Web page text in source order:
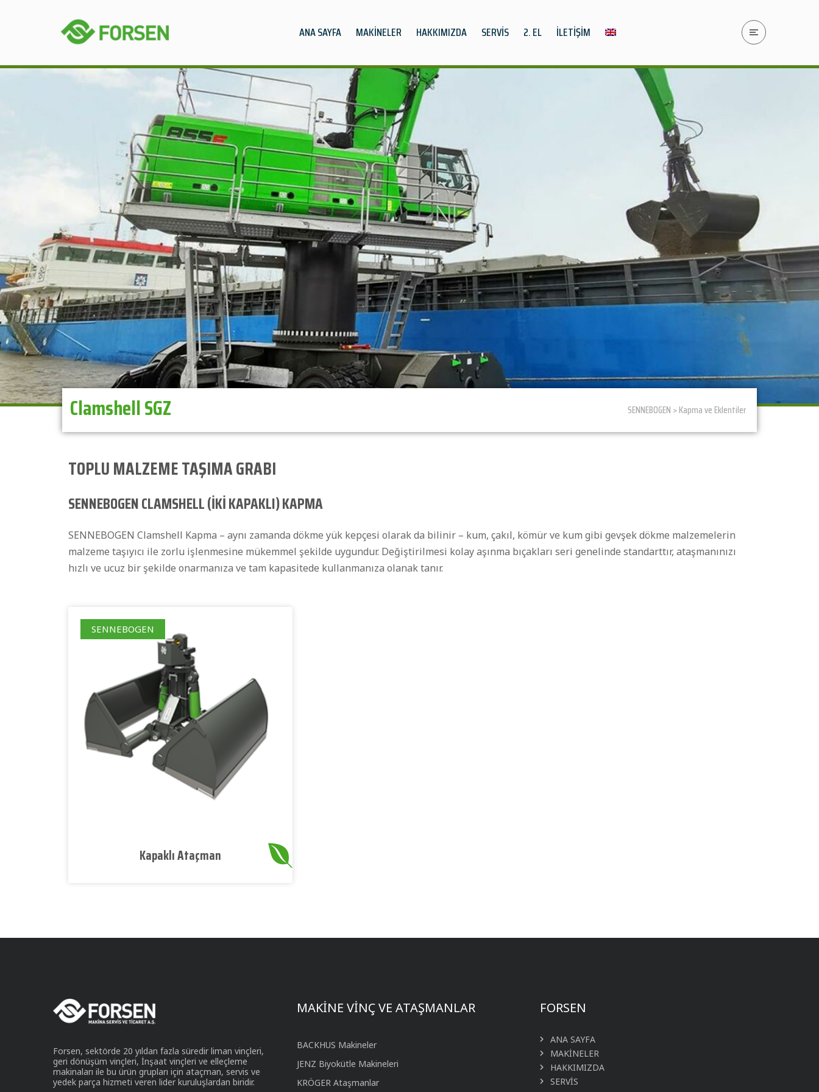
ANA SAYFA MAKİNELER HAKKIMIZDA SERVİS 2. EL İLETİŞİM
Clamshell SGZ SENNEBOGEN > Kapma ve Eklentiler
TOPLU MALZEME TAŞIMA GRABI
SENNEBOGEN CLAMSHELL (İKİ KAPAKLI) KAPMA
SENNEBOGEN Clamshell Kapma – aynı zamanda dökme yük kepçesi olarak da bilinir – kum, çakıl, kömür ve kum gibi gevşek dökme malzemelerin
malzeme taşıyıcı ile zorlu işlenmesine mükemmel şekilde uygundur. Değiştirilmesi kolay aşınma bıçakları seri genelinde standarttır, ataşmanınızı
hızlı ve ucuz bir şekilde onarmanıza ve tam kapasitede kullanmanıza olanak tanır.
SENNEBOGEN
Kapaklı Ataçman
Forsen, sektörde 20 yıldan fazla süredir liman vinçleri,
geri dönüşüm vinçleri, İnşaat vinçleri ve elleçleme
makinaları ile bu ürün grupları için ataçman, servis ve
yedek parça hizmeti veren lider kuruluşlardan biridir.
MAKİNE VİNÇ VE ATAŞMANLAR
BACKHUS Makineler
JENZ Biyokütle Makineleri
KRÖGER Ataşmanlar
FORSEN
ANA SAYFA
MAKİNELER
HAKKIMIZDA
SERVİS